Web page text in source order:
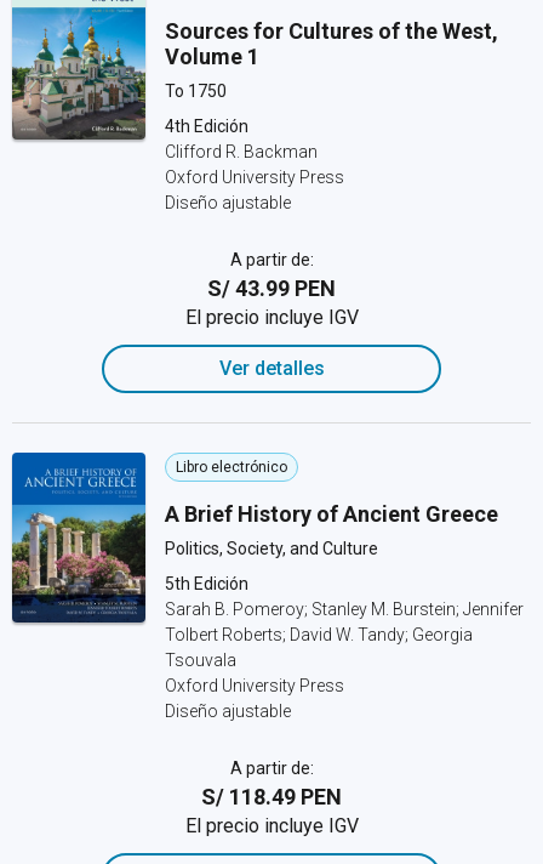
Sources for Cultures of the West,
Volume 1
To 1750
4th Edición
Clifford R. Backman
Oxford University Press
Diseño ajustable
A partir de:
S/ 43.99 PEN
El precio incluye IGV
Ver detalles
Libro electrónico
A Brief History of Ancient Greece
Politics, Society, and Culture
5th Edición
Sarah B. Pomeroy; Stanley M. Burstein; Jennifer
Tolbert Roberts; David W. Tandy; Georgia
Tsouvala
Oxford University Press
Diseño ajustable
A partir de:
S/ 118.49 PEN
El precio incluye IGV